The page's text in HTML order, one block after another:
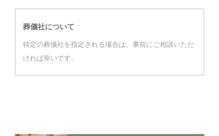
葬儀社について
特定の葬儀社を指定される場合は、事前にご相談いただ
ければ幸いです。